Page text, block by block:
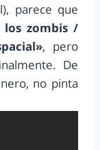
parece que
los zombis /
, pero
De
no pinta